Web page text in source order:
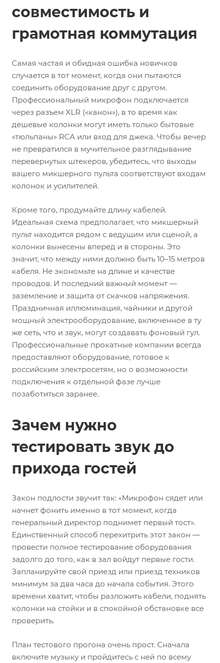
совместимость и
грамотная коммутация
Самая частая и обидная ошибка новичков
случается в тот момент, когда они пытаются
соединить оборудование друг с другом.
Профессиональный микрофон подключается
через разъем XLR («канон»), в то время как
дешевые колонки могут иметь только бытовые
«тюльпаны» RCA или вход для джека. Чтобы вечер
не превратился в мучительное разглядывание
перевернутых штекеров, убедитесь, что выходы
вашего микшерного пульта соответствуют входам
колонок и усилителей.
Кроме того, продумайте длину кабелей.
Идеальная схема предполагает, что микшерный
пульт находится рядом с ведущим или сценой, а
колонки вынесены вперед и в стороны. Это
значит, что между ними должно быть 10–15 метров
кабеля. Не экономьте на длине и качестве
проводов. И последний важный момент —
заземление и защита от скачков напряжения.
Праздничная иллюминация, чайники и другой
мощный электрооборудование, включенное в ту
же сеть, что и звук, могут создавать фоновый гул.
Профессиональные прокатные компании всегда
предоставляют оборудование, готовое к
российским электросетям, но о возможности
подключения к отдельной фазе лучше
позаботиться заранее.
Зачем нужно
тестировать звук до
прихода гостей
Закон подлости звучит так: «Микрофон сядет или
начнет фонить именно в тот момент, когда
генеральный директор поднимет первый тост».
Единственный способ перехитрить этот закон —
провести полное тестирование оборудования
задолго до того, как в зал войдут первые гости.
Запланируйте свой приезд или приезд техников
минимум за два часа до начала события. Этого
времени хватит, чтобы разложить кабели, поднять
колонки на стойки и в спокойной обстановке все
проверить.
План тестового прогона очень прост. Сначала
включите музыку и пройдитесь с ней по всему